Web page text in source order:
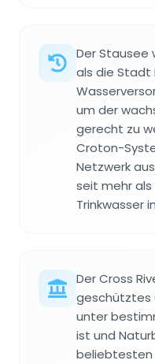
Der Stausee
als die Stadt
um der
gerecht zu
Croton-
Netzwerk
seit mehr
Trinkwasser
Der Cross
geschütztes
unter
ist und
beliebtesten